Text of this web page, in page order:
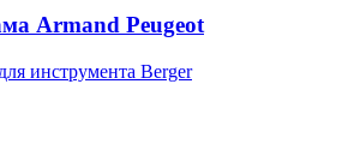
Armand Peugeot
инструмента Berger